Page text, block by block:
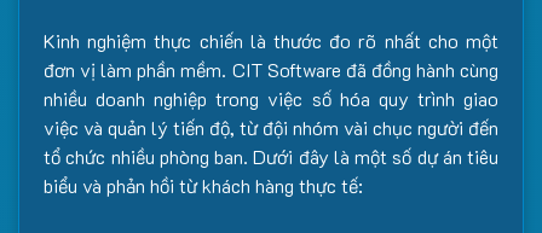
Kinh nghiệm thực chiến là thước đo rõ nhất cho một
đơn vị làm phần mềm. CIT Software đã đồng hành cùng
nhiều doanh nghiệp trong việc số hóa quy trình giao
việc và quản lý tiến độ, từ đội nhóm vài chục người đến
tổ chức nhiều phòng ban. Dưới đây là một số dự án tiêu
biểu và phản hồi từ khách hàng thực tế: